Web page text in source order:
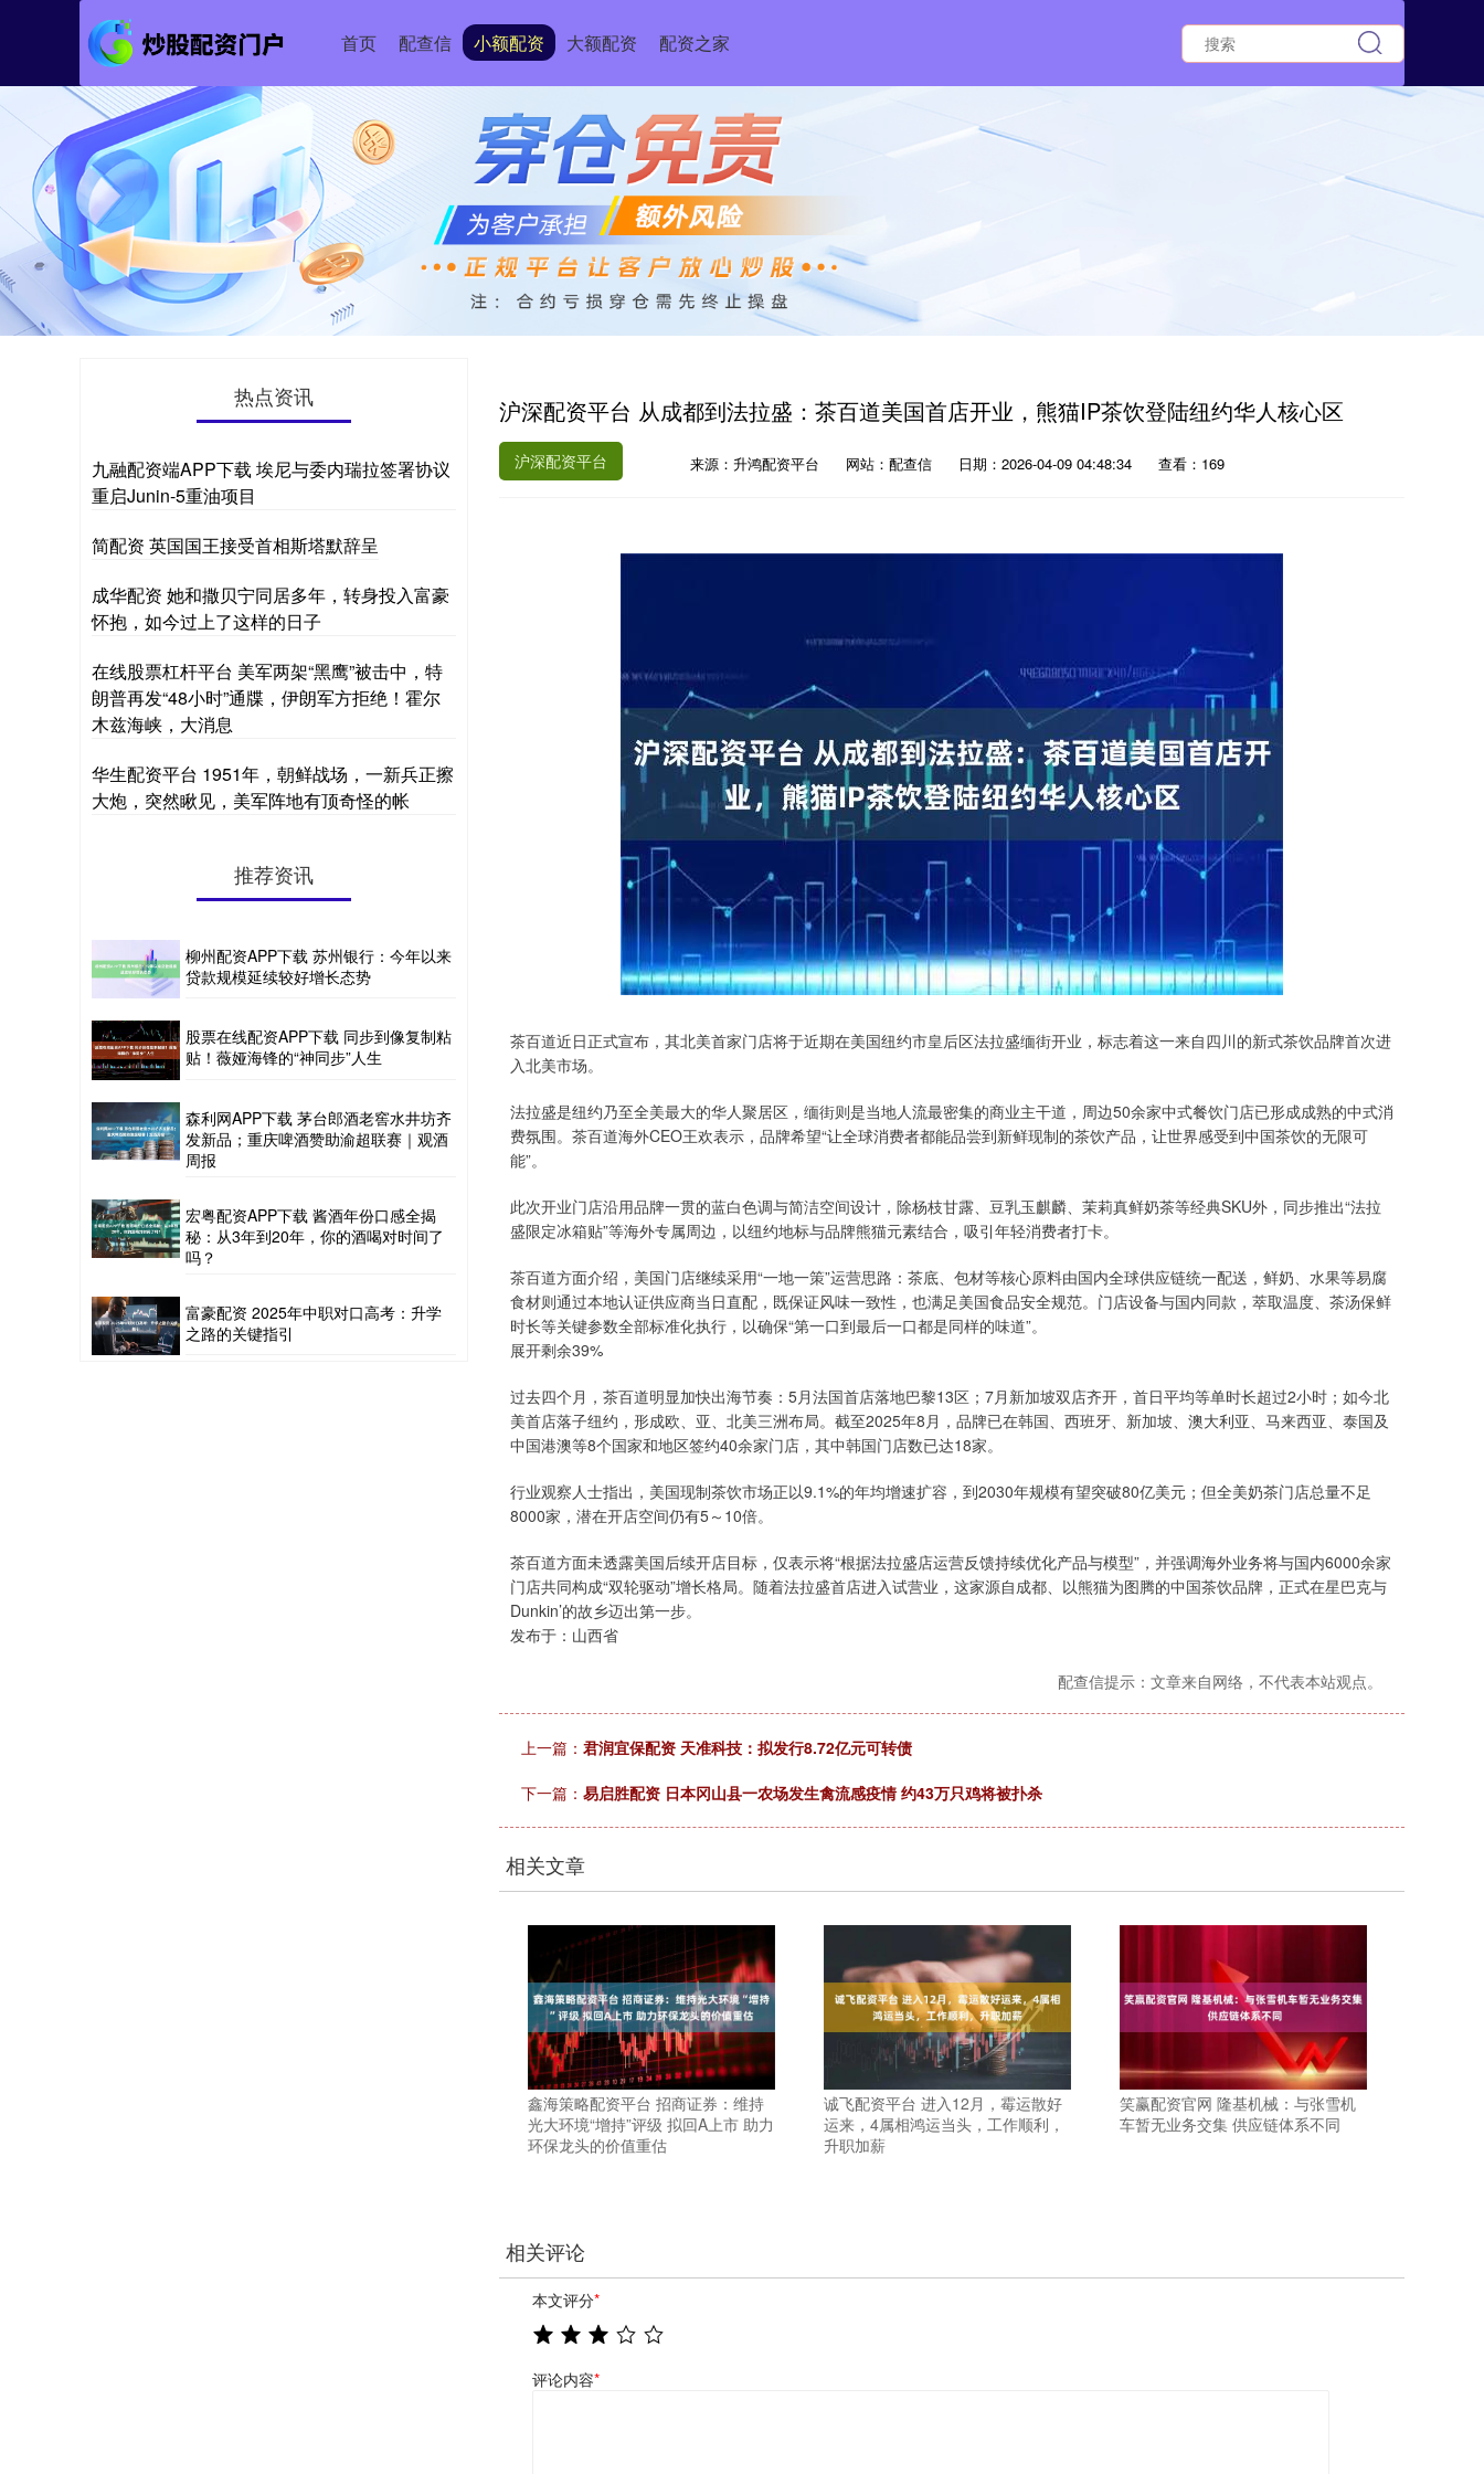
首页 配查信 小额配资 大额配资 配资之家
沪深配资平台 从成都到法拉盛：茶百道美国首店开业，熊猫IP茶饮登陆纽约华人核心区
沪深配资平台 来源：升鸿配资平台 网站：配查信 日期：2026-04-09 04:48:34 查看：169
茶百道近日正式宣布，其北美首家门店将于近期在美国纽约市皇后区法拉盛缅街开业，标志着这一来自四川的新式茶饮品牌首次进
入北美市场。
法拉盛是纽约乃至全美最大的华人聚居区，缅街则是当地人流最密集的商业主干道，周边50余家中式餐饮门店已形成成熟的中式消
费氛围。茶百道海外CEO王欢表示，品牌希望“让全球消费者都能品尝到新鲜现制的茶饮产品，让世界感受到中国茶饮的无限可
能”。
此次开业门店沿用品牌一贯的蓝白色调与简洁空间设计，除杨枝甘露、豆乳玉麒麟、茉莉真鲜奶茶等经典SKU外，同步推出“法拉
盛限定冰箱贴”等海外专属周边，以纽约地标与品牌熊猫元素结合，吸引年轻消费者打卡。
茶百道方面介绍，美国门店继续采用“一地一策”运营思路：茶底、包材等核心原料由国内全球供应链统一配送，鲜奶、水果等易腐
食材则通过本地认证供应商当日直配，既保证风味一致性，也满足美国食品安全规范。门店设备与国内同款，萃取温度、茶汤保鲜
时长等关键参数全部标准化执行，以确保“第一口到最后一口都是同样的味道”。
展开剩余39%
过去四个月，茶百道明显加快出海节奏：5月法国首店落地巴黎13区；7月新加坡双店齐开，首日平均等单时长超过2小时；如今北
美首店落子纽约，形成欧、亚、北美三洲布局。截至2025年8月，品牌已在韩国、西班牙、新加坡、澳大利亚、马来西亚、泰国及
中国港澳等8个国家和地区签约40余家门店，其中韩国门店数已达18家。
行业观察人士指出，美国现制茶饮市场正以9.1%的年均增速扩容，到2030年规模有望突破80亿美元；但全美奶茶门店总量不足
8000家，潜在开店空间仍有5～10倍。
茶百道方面未透露美国后续开店目标，仅表示将“根据法拉盛店运营反馈持续优化产品与模型”，并强调海外业务将与国内6000余家
门店共同构成“双轮驱动”增长格局。随着法拉盛首店进入试营业，这家源自成都、以熊猫为图腾的中国茶饮品牌，正式在星巴克与
Dunkin’的故乡迈出第一步。
发布于：山西省
配查信提示：文章来自网络，不代表本站观点。
上一篇： 君润宜保配资 天准科技：拟发行8.72亿元可转债
下一篇： 易启胜配资 日本冈山县一农场发生禽流感疫情 约43万只鸡将被扑杀
相关文章
鑫海策略配资平台 招商证券：维持
光大环境“增持”评级 拟回A上市 助力
环保龙头的价值重估
诚飞配资平台 进入12月，霉运散好
运来，4属相鸿运当头，工作顺利，
升职加薪
笑赢配资官网 隆基机械：与张雪机
车暂无业务交集 供应链体系不同
相关评论
本文评分*
评论内容*
热点资讯
九融配资端APP下载 埃尼与委内瑞拉签署协议
重启Junin-5重油项目
简配资 英国国王接受首相斯塔默辞呈
成华配资 她和撒贝宁同居多年，转身投入富豪
怀抱，如今过上了这样的日子
在线股票杠杆平台 美军两架“黑鹰”被击中，特
朗普再发“48小时”通牒，伊朗军方拒绝！霍尔
木兹海峡，大消息
华生配资平台 1951年，朝鲜战场，一新兵正擦
大炮，突然瞅见，美军阵地有顶奇怪的帐
推荐资讯
柳州配资APP下载 苏州银行：今年以来
贷款规模延续较好增长态势
股票在线配资APP下载 同步到像复制粘
贴！薇娅海锋的“神同步”人生
森利网APP下载 茅台郎酒老窖水井坊齐
发新品；重庆啤酒赞助渝超联赛｜观酒
周报
宏粤配资APP下载 酱酒年份口感全揭
秘：从3年到20年，你的酒喝对时间了
吗？
富豪配资 2025年中职对口高考：升学
之路的关键指引